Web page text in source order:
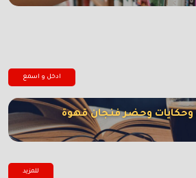
ادخل و اسمع
وحضر فنجان قهوة
للمزيد